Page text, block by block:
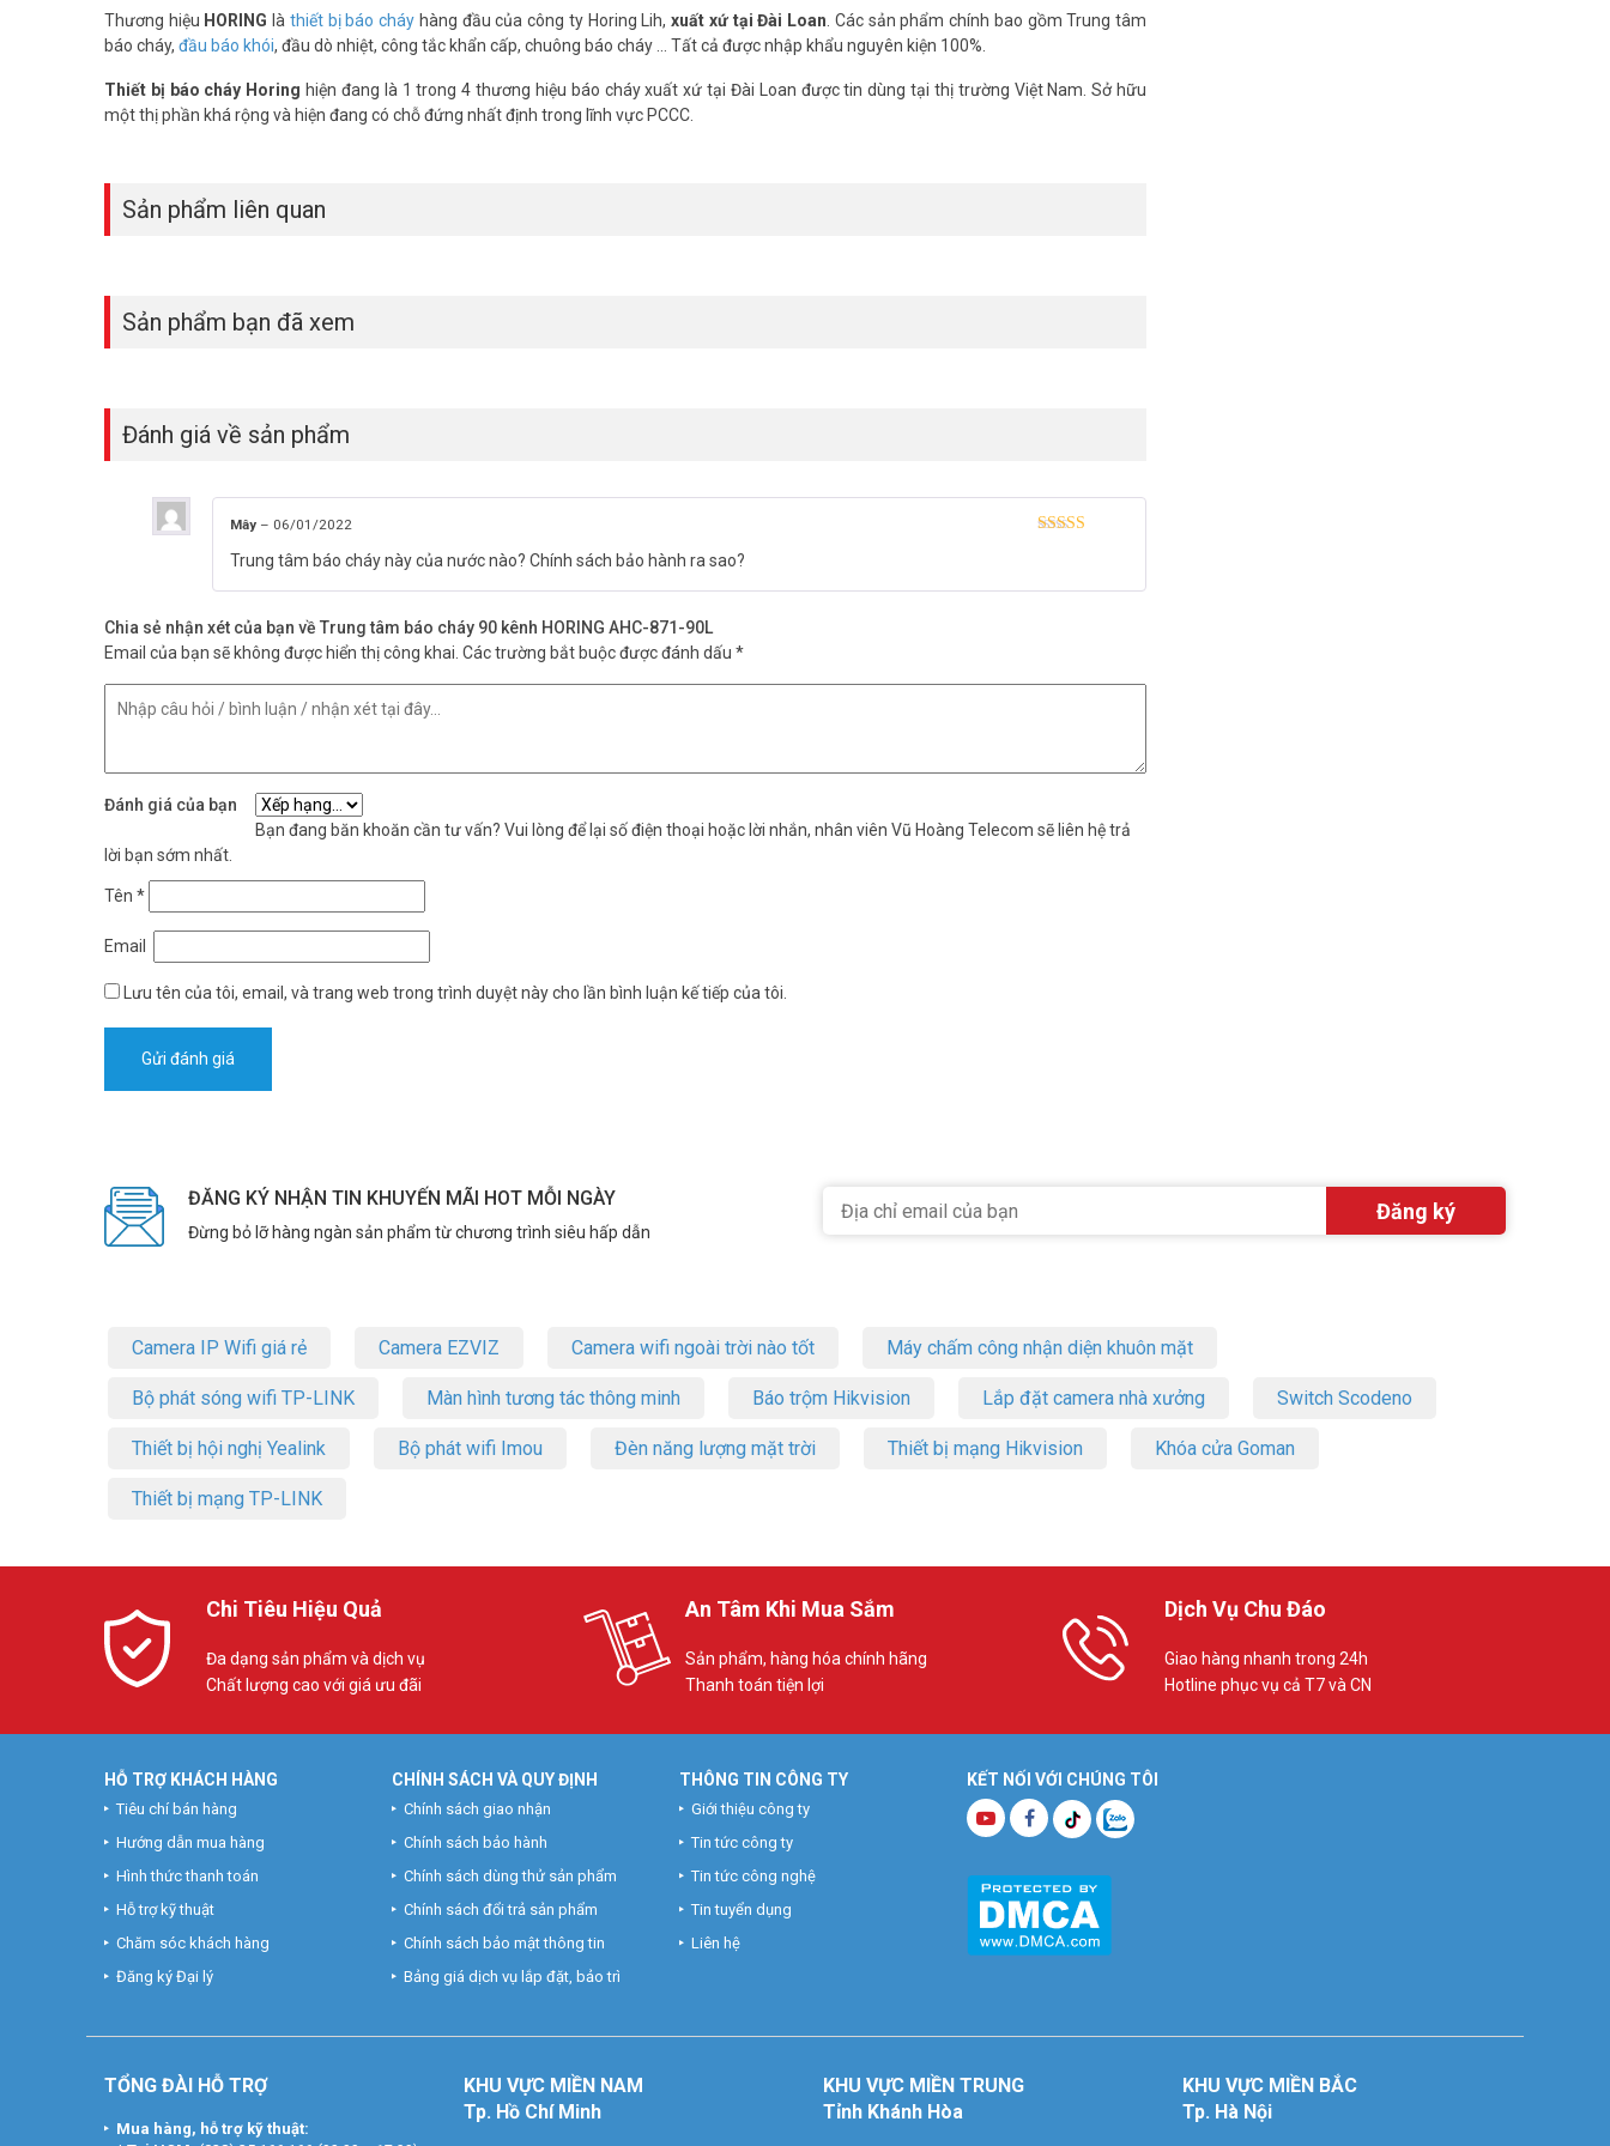
Thương hiệu HORING là thiết bị báo cháy hàng đầu của công ty Horing Lih,xuất xứ tại Đài Loan . Các sản phẩm chính bao gồm Trung tâm
báo cháy, đầu báo khói, đầu dò nhiệt, công tắc khẩn cấp, chuông báo cháy ... Tất cả được nhập khẩu nguyên kiện 100%.
Thiết bị báo cháy Horing hiện đang là 1 trong 4 thương hiệu báo cháy xuất xứ tại Đài Loan được tin dùng tại thị trường Việt Nam. Sở hữu
một thị phần khá rộng và hiện đang có chỗ đứng nhất định trong lĩnh vực PCCC.
Sản phẩm liên quan
Sản phẩm bạn đã xem
Đánh giá về sản phẩm
Mây – 06/01/2022
Trung tâm báo cháy này của nước nào? Chính sách bảo hành ra sao?
Chia sẻ nhận xét của bạn về Trung tâm báo cháy 90 kênh HORING AHC-871-90L
Email của bạn sẽ không được hiển thị công khai. Các trường bắt buộc được đánh dấu *
Đánh giá của bạn
Bạn đang băn khoăn cần tư vấn? Vui lòng để lại số điện thoại hoặc lời nhắn, nhân viên Vũ Hoàng Telecom sẽ liên hệ trả
lời bạn sớm nhất.
Tên *
Email
Lưu tên của tôi, email, và trang web trong trình duyệt này cho lần bình luận kế tiếp của tôi.
ĐĂNG KÝ NHẬN TIN KHUYẾN MÃI HOT MỖI NGÀY
Đừng bỏ lỡ hàng ngàn sản phẩm từ chương trình siêu hấp dẫn
Camera IP Wifi giá rẻ Camera EZVIZ Camera wifi ngoài trời nào tốt Máy chấm công nhận diện khuôn mặt
Bộ phát sóng wifi TP-LINK Màn hình tương tác thông minh Báo trộm Hikvision Lắp đặt camera nhà xưởng Switch Scodeno
Thiết bị hội nghị Yealink Bộ phát wifi Imou Đèn năng lượng mặt trời Thiết bị mạng Hikvision Khóa cửa Goman
Thiết bị mạng TP-LINK
Chi Tiêu Hiệu Quả
Đa dạng sản phẩm và dịch vụ
Chất lượng cao với giá ưu đãi
An Tâm Khi Mua Sắm
Sản phẩm, hàng hóa chính hãng
Thanh toán tiện lợi
Dịch Vụ Chu Đáo
Giao hàng nhanh trong 24h
Hotline phục vụ cả T7 và CN
KẾT NỐI VỚI CHÚNG TÔI
HỖ TRỢ KHÁCH HÀNG
Tiêu chí bán hàng
Hướng dẫn mua hàng
Hình thức thanh toán
Hỗ trợ kỹ thuật
Chăm sóc khách hàng
Đăng ký Đại lý
CHÍNH SÁCH VÀ QUY ĐỊNH
Chính sách giao nhận
Chính sách bảo hành
Chính sách dùng thử sản phẩm
Chính sách đổi trả sản phẩm
Chính sách bảo mật thông tin
Bảng giá dịch vụ lắp đặt, bảo trì
THÔNG TIN CÔNG TY
Giới thiệu công ty
Tin tức công ty
Tin tức công nghệ
Tin tuyển dụng
Liên hệ
TỔNG ĐÀI HỖ TRỢ
Mua hàng, hỗ trợ kỹ thuật:
KHU VỰC MIỀN NAM
Tp. Hồ Chí Minh
KHU VỰC MIỀN TRUNG
Tỉnh Khánh Hòa
KHU VỰC MIỀN BẮC
Tp. Hà Nội